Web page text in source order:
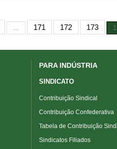
... 171 172 173
PARA INDÚSTRIA
SINDICATO
Contribuição Sindical
Contribuição Confederativa
Tabela de Contribuição
Sindicatos Filiados